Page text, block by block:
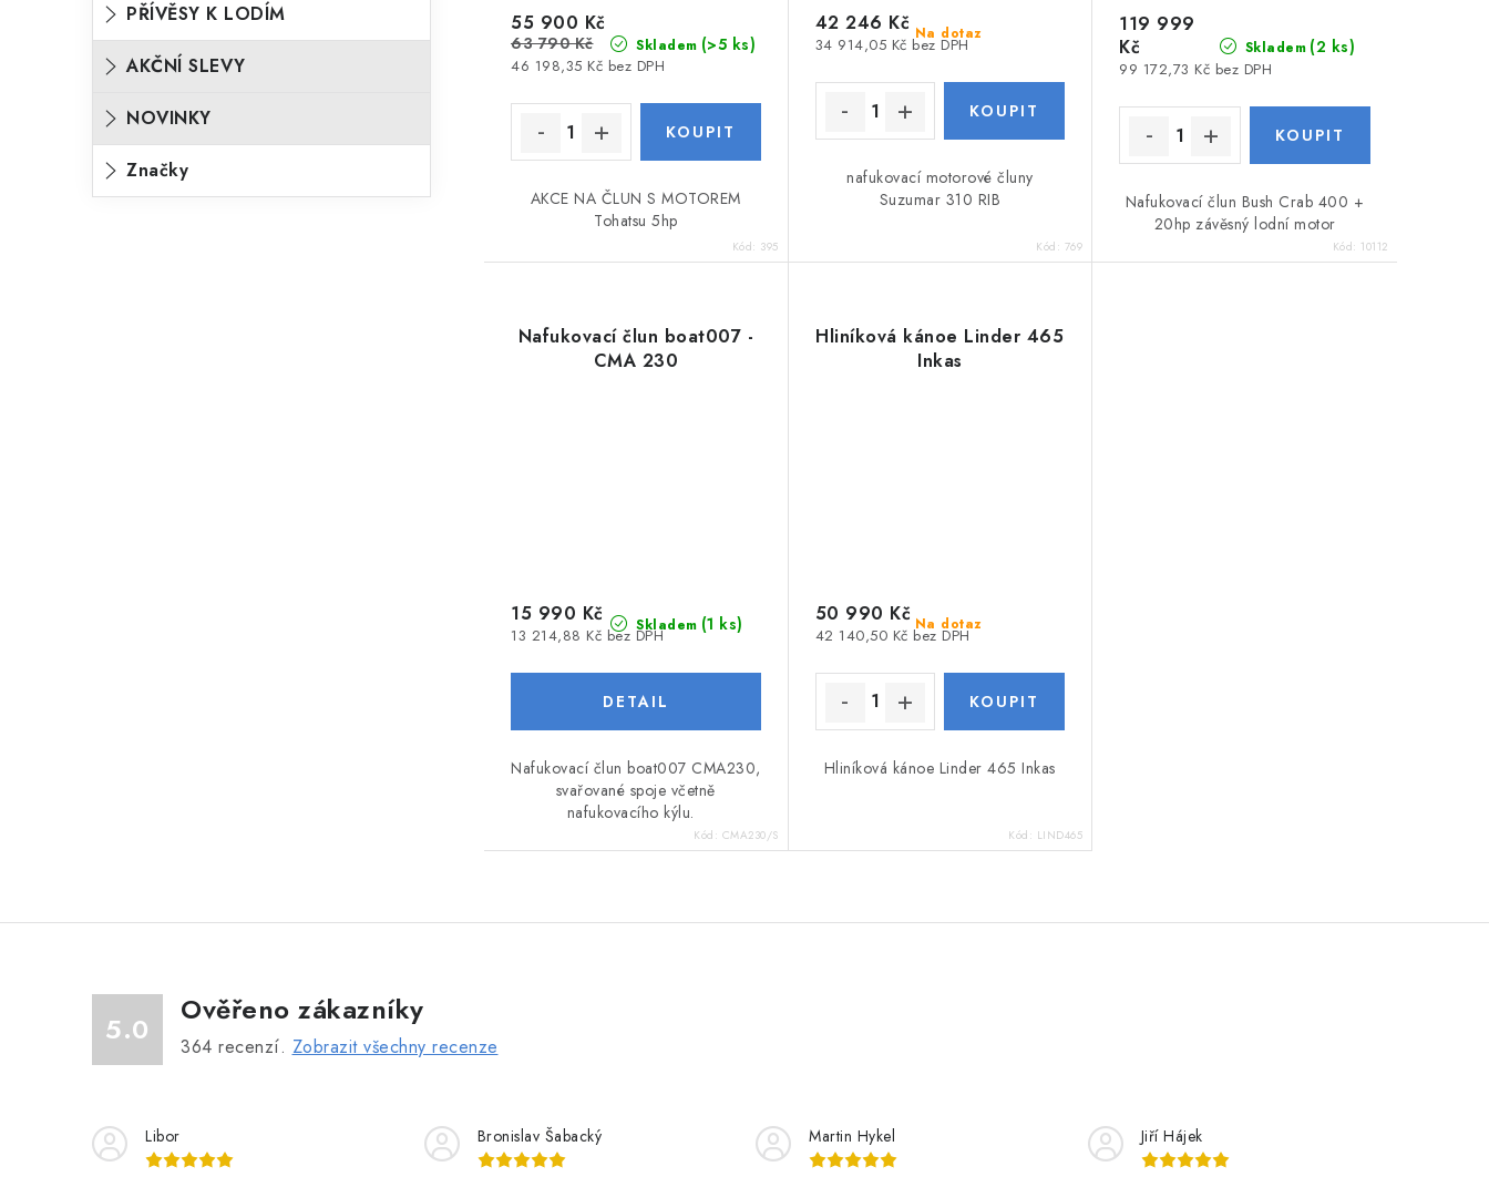
PŘÍVĚSY K LODÍM
AKČNÍ SLEVY
NOVINKY
Značky
Skladem (>5 ks)
46 198,35 Kč bez DPH
55 900 Kč
63 790 Kč
AKCE NA ČLUN S MOTOREM
Tohatsu 5hp
Kód: 395
Na dotaz
34 914,05 Kč bez DPH
42 246 Kč
nafukovací motorové čluny
Suzumar 310 RIB
Kód: 769
Skladem (2 ks)
99 172,73 Kč bez DPH
119 999
Kč
Nafukovací člun Bush Crab 400 +
20hp závěsný lodní motor
Kód: 10112
Nafukovací člun boat007 -
CMA 230
Skladem (1 ks)
13 214,88 Kč bez DPH
15 990 Kč
Nafukovací člun boat007 CMA230,
svařované spoje včetně
nafukovacího kýlu.
Kód: CMA230/S
Hliníková kánoe Linder 465
Inkas
Na dotaz
42 140,50 Kč bez DPH
50 990 Kč
Hliníková kánoe Linder 465 Inkas
Kód: LIND465
5.0
Ověřeno zákazníky
364 recenzí. Zobrazit všechny recenze
Libor Bronislav Šabacký Martin Hykel Jiří Hájek